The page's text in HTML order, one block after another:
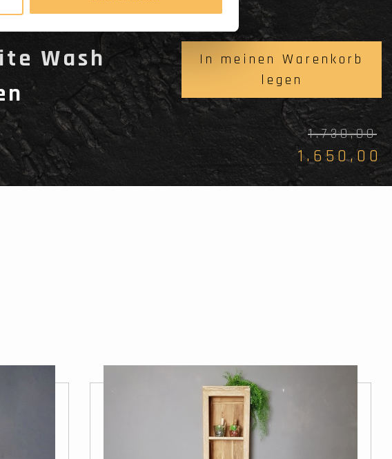
Wash
In meinen Warenkorb
legen
1.730,00
1.650,00